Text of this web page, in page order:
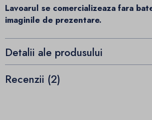
Lavoarul se comercializeaza fara
imaginile de prezentare.
Detalii ale produsului
Recenzii (2)